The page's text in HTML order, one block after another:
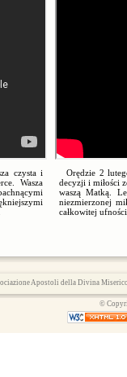
czysta i
Wasza
Orędzie 2
decyzji i miłości
waszą Matką.
niezmierzonej
całkowitej
Apostoli della Divina
©